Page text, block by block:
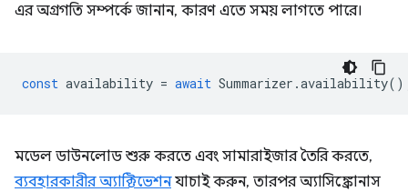
এর অগ্রগতি সম্পর্কে জানান, কারণ এতে সময় লাগতে পারে।
const availability = await Summarizer .availability
মডেল ডাউনলোড শুরু করতে এবং সামারাইজার তৈরি করতে,
ব্যবহারকারীর অ্যাক্টিভেশনযাচাই করুন, তারপর অ্যাসিঙ্ক্রোনাস